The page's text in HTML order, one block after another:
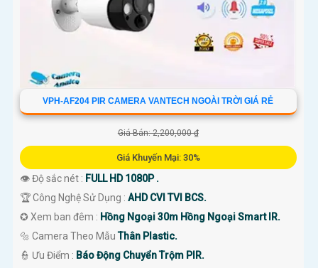
VPH-AF204 PIR CAMERA VANTECH NGOÀI TRỜI GIÁ RẺ
Giá Bán: 2,200,000 ₫
Giá Khuyến Mại: 30%
👁 Độ sắc nét : FULL HD 1080P .
🏆 Công Nghệ Sử Dụng : AHD CVI TVI BCS.
✪ Xem ban đêm : Hồng Ngoại 30m Hồng Ngoại Smart IR.
🔩 Camera Theo MẫuThân Plastic.
️👮 Ưu Điểm : Báo Động Chuyển Trộm PIR.